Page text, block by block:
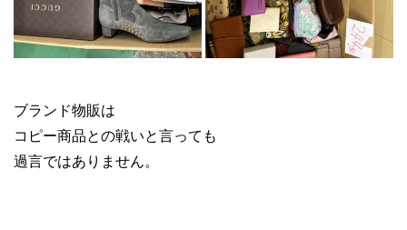
ブランド物販は
コピー商品との戦いと言っても
過言ではありません。